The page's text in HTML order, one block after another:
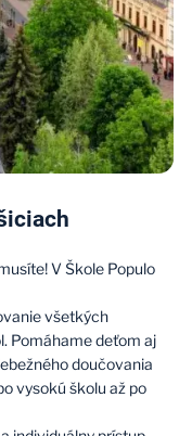
V Škole Populo
všetkých
Pomáhame deťom aj
doučovania
vysokú školu až po